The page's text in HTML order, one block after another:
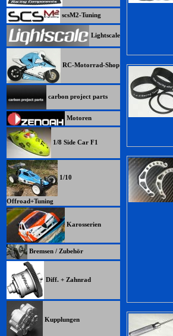
scsM2-Tuning
Lightscale
RC-Motorrad-Shop
carbon project parts
Motoren
1/8 Side Car F1
1/10
Offroad+Tuning
Karosserien
Bremsen / Zubehör
Diff. + Zahnrad
Kupplungen